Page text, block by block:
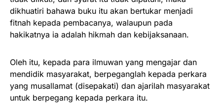
dikhuatiri bahawa buku itu akan bertukar menjadi
fitnah kepada pembacanya, walaupun pada
hakikatnya ia adalah hikmah dan kebijaksanaan.
Oleh itu, kepada para ilmuwan yang mengajar dan
mendidik masyarakat, berpeganglah kepada perkara
yang musallamat (disepakati) dan ajarilah masyarakat
untuk berpegang kepada perkara itu.